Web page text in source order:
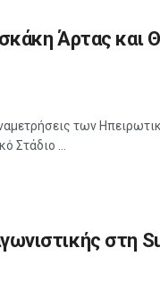
Άρτας
των
Στάδιο ...
στη